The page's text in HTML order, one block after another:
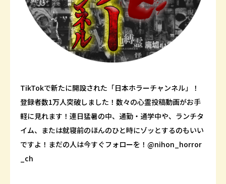
TikTokで新たに開設された「日本ホラーチャンネル」！
登録者数1万人突破しました！数々の心霊投稿動画がお手
軽に見れます！連日猛暑の中、通勤・通学中や、ランチタ
イム、または就寝前のほんのひと時にゾッとするのもいい
ですよ！まだの人は今すぐフォローを！@nihon_horror
_ch